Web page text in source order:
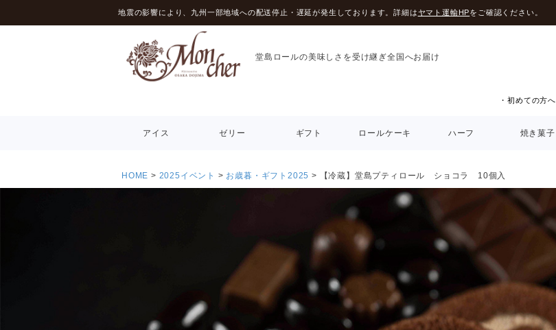
地震の影響により、九州一部地域への配送停止・遅延が発生しております。詳細はヤマト運輸HPをご確認ください。
堂島ロールの美味しさを受け継ぎ全国へお届け
・初めての方へ
アイス ゼリー ギフト ロールケーキ ハーフ 焼き菓子
HOME 2025イベント お歳暮・ギフト2025 【冷蔵】堂島プティロール ショコラ 10個入